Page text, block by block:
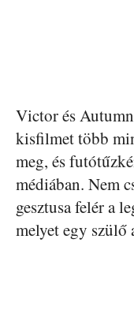
Victor és
kisfilmet több
meg, és
médiában. Nem
gesztusa felér a
melyet egy szülő